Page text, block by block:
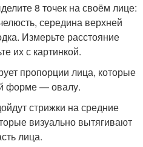
8 точек на своём лице:
середина верхней
Измерьте расстояние
их с картинкой.
пропорции лица, которые
форме — овалу.
стрижки на средние
визуально вытягивают
лица.